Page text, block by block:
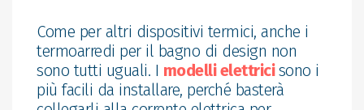
Come per altri dispositivi termici, anche i
termoarredi per il bagno di design non
sono tutti uguali. I modelli elettrici sono i
più facili da installare, perché basterà